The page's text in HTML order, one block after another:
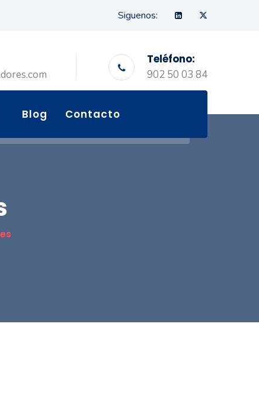
Siguenos:
Teléfono:
902 50 03 84
Blog Contacto